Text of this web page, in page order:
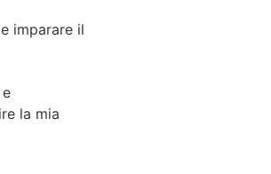
imparare il
la mia